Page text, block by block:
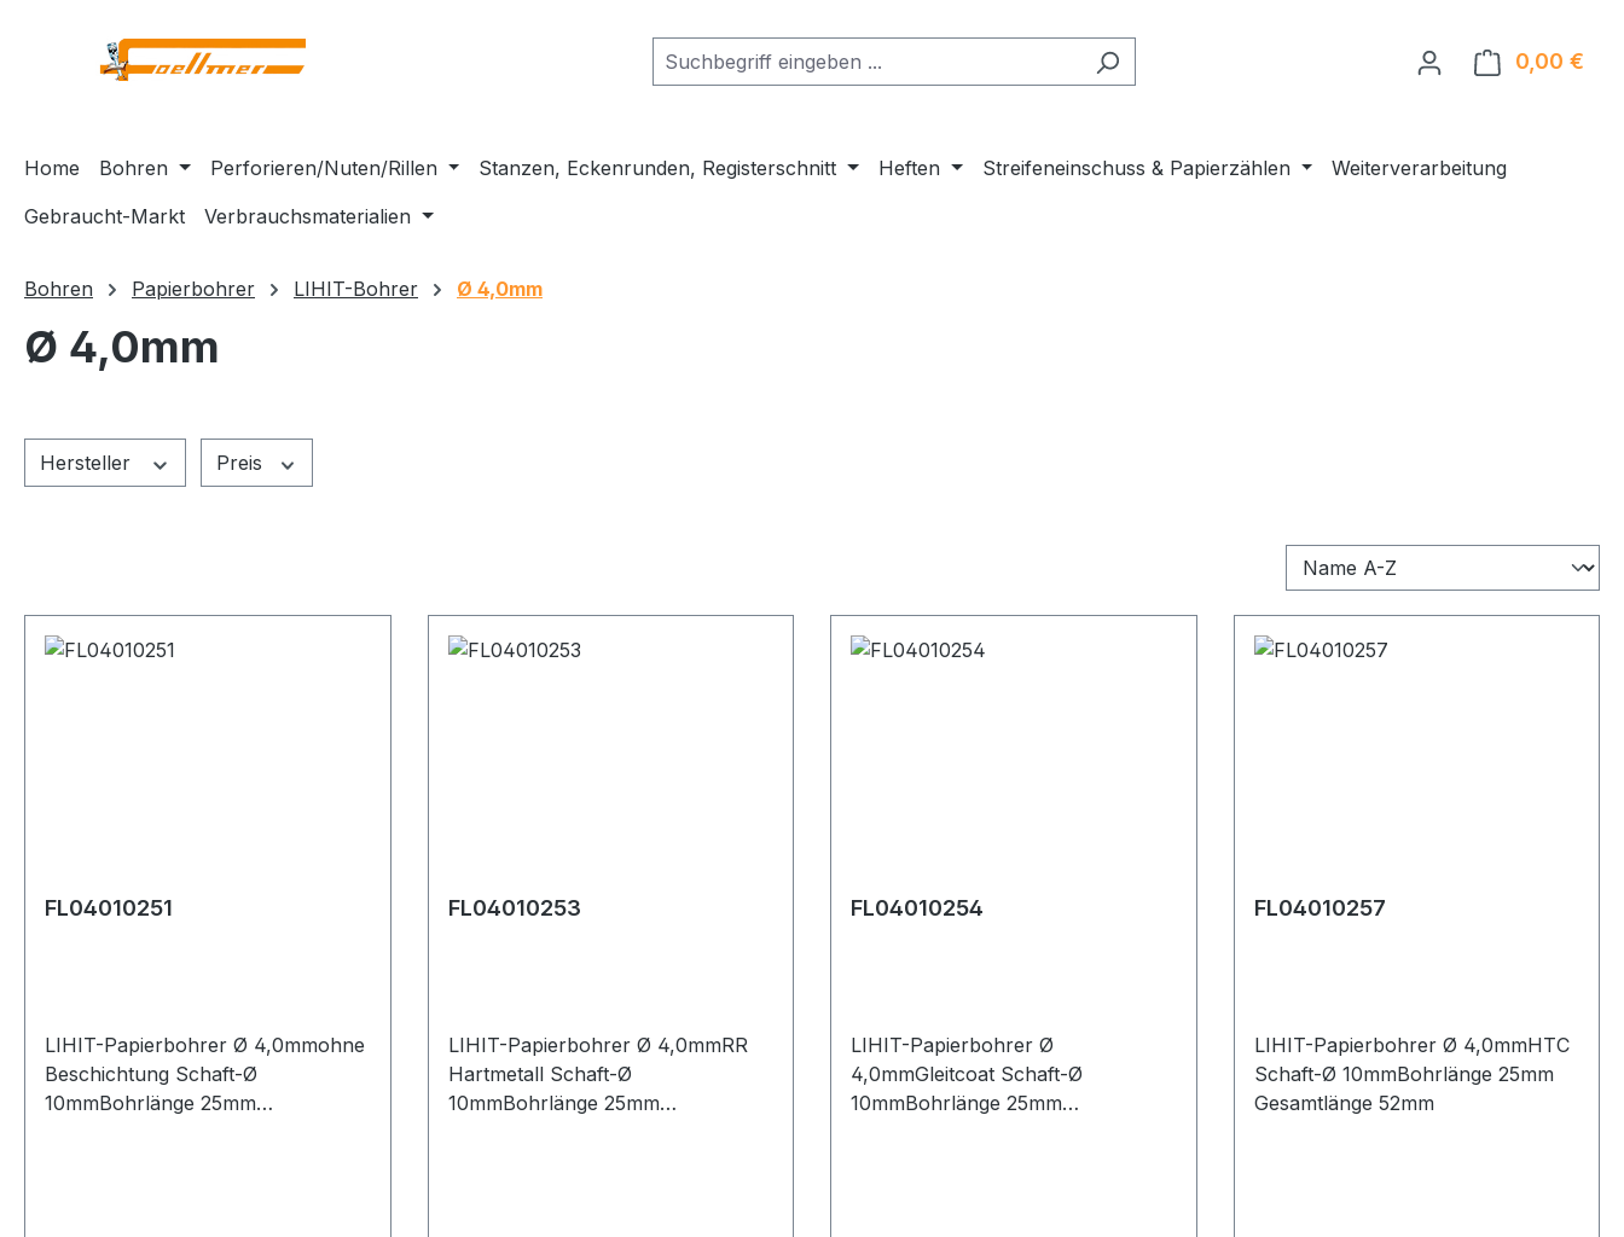
0,00 €
Home Bohren Perforieren/Nuten/Rillen Stanzen, Eckenrunden, Registerschnitt Heften Streifeneinschuss & Papierzählen
Weiterverarbeitung
Gebraucht-Markt
Verbrauchsmaterialien
Bohren Papierbohrer LIHIT-Bohrer Ø 4,0mm
Ø 4,0mm
Hersteller Preis
FL04010251
LIHIT-Papierbohrer Ø 4,0mmohne
Beschichtung Schaft-Ø
10mmBohrlänge 25mm
FL04010253
LIHIT-Papierbohrer Ø 4,0mmRR
Hartmetall Schaft-Ø
10mmBohrlänge 25mm
FL04010254
LIHIT-Papierbohrer Ø
4,0mmGleitcoat Schaft-Ø
10mmBohrlänge 25mm
FL04010257
LIHIT-Papierbohrer Ø 4,0mmHTC
Schaft-Ø 10mmBohrlänge 25mm
Gesamtlänge 52mm